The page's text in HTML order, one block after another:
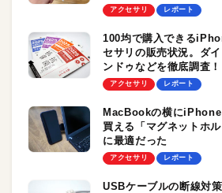
アクセサリ レポート
100均で購入できる
セサリの販売状況。ダ
ンドゥなどを徹底調査！
アクセサリ レポート
MacBookの横に
買える「マグネットホ
に最適だった
アクセサリ レポート
USBケーブルの断線対